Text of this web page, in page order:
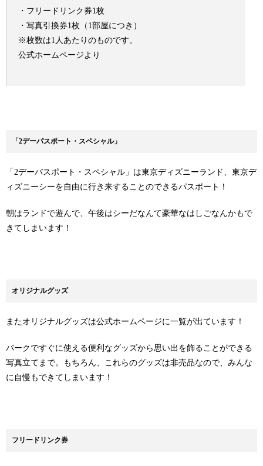
・フリードリンク券1枚
・写真引換券1枚（1部屋につき）
※枚数は1人あたりのものです。
公式ホームページより
「2デーパスポート・スペシャル」
「2デーパスポート・スペシャル」は東京ディズニーランド、東京デ
ィズニーシーを自由に行き来することのできるパスポート！
朝はランドで遊んで、午後はシーだなんて豪華なはしごなんかもで
きてしまいます！
オリジナルグッズ
またオリジナルグッズは公式ホームページに一覧が出ています！
パークですぐに使える便利なグッズから思い出を飾ることができる
写真立てまで。もちろん、これらのグッズは非売品なので、みんな
に自慢もできてしまいます！
フリードリンク券